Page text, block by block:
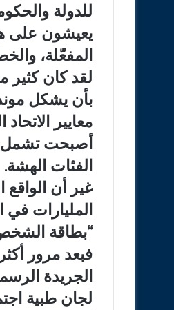
للدولة
يعيشون على
المفعّلة،
لقد كان كثير
أصبحت تشمل
الفئات الهشة.
غير أن
المليارات
“بطاقة
فبعد مرور
الجريدة
لجان طبية